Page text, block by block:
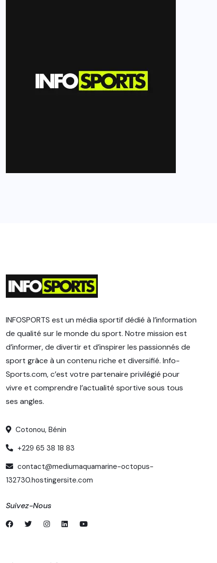
INFOSPORTS est un média sportif dédié à l’information
de qualité sur le monde du sport. Notre mission est
d’informer, de divertir et d’inspirer les passionnés de
sport grâce à un contenu riche et diversifié. Info-
Sports.com, c’est votre partenaire privilégié pour
vivre et comprendre l’actualité sportive sous tous
ses angles.
Cotonou, Bénin
+229 65 38 18 83
contact@mediumaquamarine-octopus-
132730.hostingersite.com
Suivez-Nous